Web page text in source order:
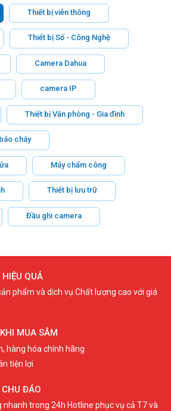
Thiết bị viễn thông
Thiết bị Số - Công Nghệ
Camera Dahua
camera IP
Thiết bị Văn phòng - Gia đình
cháy
Máy chấm công
Thiết bị lưu trữ
Đầu ghi camera
HIỆU QUẢ
phẩm và dịch vụ Chất lượng cao với giá
MUA SẮM
hàng hóa chính hãng
tiện lợi
ĐÁO
nhanh trong 24h Hotline phục vụ cả T7 và